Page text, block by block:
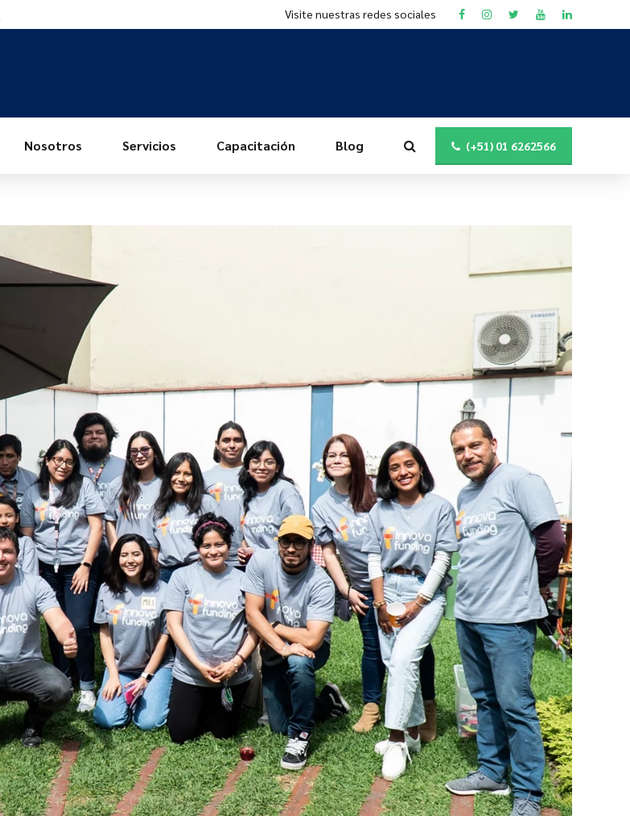
Visite nuestras redes sociales
(+51) 01 6262566
Nosotros Servicios Capacitación Blog